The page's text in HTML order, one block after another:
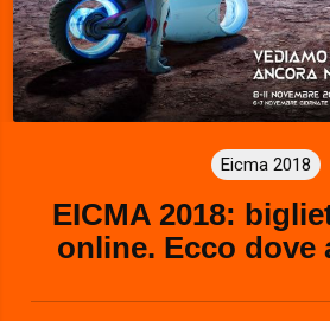
Eicma 2018
EICMA 2018:
online. Ecco dove